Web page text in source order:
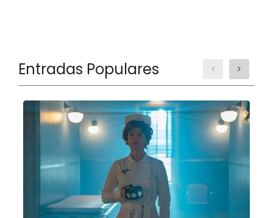
Entradas Populares